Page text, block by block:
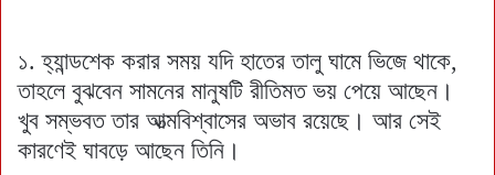
১. হ্যান্ডশেক করার সময় যদি হাতের তালু ঘামে ভিজে থাকে,
তাহলে বুঝবেন সামনের মানুষটি রীতিমত ভয় পেয়ে আছেন।
খুব সম্ভবত তার আত্মবিশ্বাসের অভাব রয়েছে। আর সেই
কারণেই ঘাবড়ে আছেন তিনি।